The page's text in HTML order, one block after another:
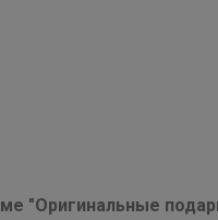
"Оригинальные